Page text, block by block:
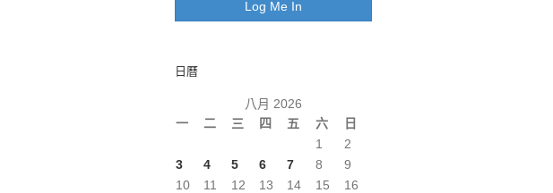
日曆
八月 2026
一
二 三 四 五 六 日
1
2
3
4 5 6 7 8
9
10
11 12 13 14 15
16